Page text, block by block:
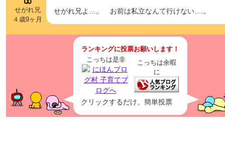
せがれ兄
４歳9ヶ月
せがれ兄よ…。 お前は私立なんて行けない….。
ランキングに投票お願いします！
こっちは是非
こっちは余暇
に
クリックするだけ、簡単投票